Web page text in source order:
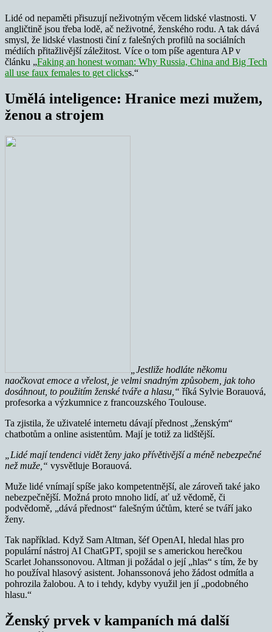
Lidé od nepaměti přisuzují neživotným věcem lidské vlastnosti. V
angličtině jsou třeba lodě, ač neživotné, ženského rodu. A tak dává
smysl, že lidské vlastnosti činí z falešných profilů na sociálních
médiích přitažlivější záležitost. Více o tom píše agentura AP v
článku „Faking an honest woman: Why Russia, China and Big Tech
all use faux females to get clickss.“
Umělá inteligence: Hranice mezi mužem,
ženou a strojem
„Jestliže hodláte někomu
naočkovat emoce a vřelost, je velmi snadným způsobem, jak toho
dosáhnout, to použitím ženské tváře a hlasu,“ říká Sylvie Borauová,
profesorka a výzkumnice z francouzského Toulouse.
Ta zjistila, že uživatelé internetu dávají přednost „ženským“
chatbotům a online asistentům. Mají je totiž za lidštější.
„Lidé mají tendenci vidět ženy jako přívětivější a méně nebezpečné
než muže,“ vysvětluje Borauová.
Muže lidé vnímají spíše jako kompetentnější, ale zároveň také jako
nebezpečnější. Možná proto mnoho lidí, ať už vědomě, či
podvědomě, „dává přednost“ falešným účtům, které se tváří jako
ženy.
Tak například. Když Sam Altman, šéf OpenAI, hledal hlas pro
populární nástroj AI ChatGPT, spojil se s americkou herečkou
Scarlet Johanssonovou. Altman ji požádal o její „hlas“ s tím, že by
ho používal hlasový asistent. Johanssonová jeho žádost odmítla a
pohrozila žalobou. A to i tehdy, kdyby využil jen jí „podobného
hlasu.“
Ženský prvek v kampaních má další